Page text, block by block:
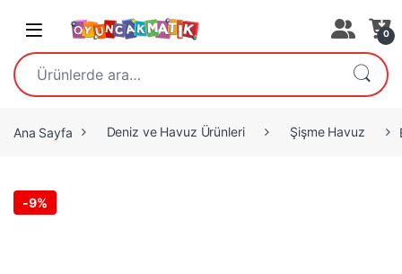
Open 0
Ara:
Ana Sayfa Deniz ve Havuz Ürünleri Şişme Havuz
-9%